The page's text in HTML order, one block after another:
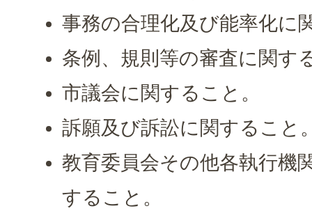
事務の合理化及び能率化に
条例、規則等の審査に関す
市議会に関すること。
訴願及び訴訟に関すること
教育委員会その他各執行機
すること。